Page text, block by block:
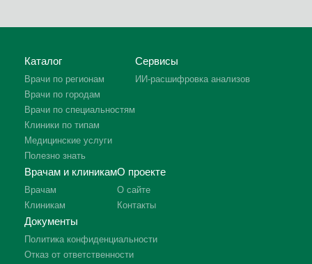
Каталог
Врачи по регионам
Врачи по городам
Врачи по специальностям
Клиники по типам
Медицинские услуги
Полезно знать
Сервисы
ИИ-расшифровка анализов
Врачам и клиникам
Врачам
Клиникам
О проекте
О сайте
Контакты
Документы
Политика конфиденциальности
Отказ от ответственности